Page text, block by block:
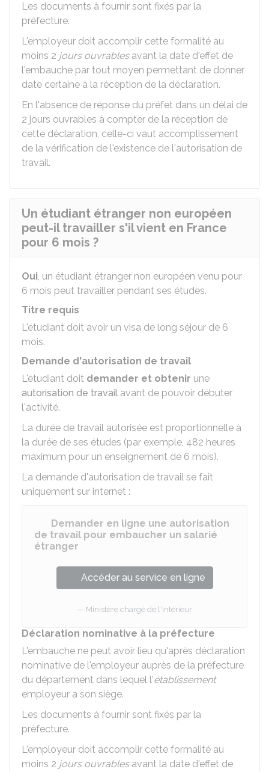
Les documents à fournir sont fixés par la
préfecture.
L'employeur doit accomplir cette formalité au
moins 2 jours ouvrablesavant la date d'effet de
l'embauche par tout moyen permettant de donner
date certaine à la réception de la déclaration.
En l'absence de réponse du préfet dans un délai de
2 jours ouvrables à compter de la réception de
cette déclaration, celle-ci vaut accomplissement
de la vérification de l'existence de l'autorisation de
travail.
Un étudiant étranger non européen
peut-il travailler s'il vient en France
pour 6 mois ?
Oui, un étudiant étranger non européen venu pour
6 mois peut travailler pendant ses études.
Titre requis
L'étudiant doit avoir un visa de long séjour de 6
mois.
Demande d'autorisation de travail
L'étudiant doit demander et obtenir une
autorisation de travail avant de pouvoir débuter
l'activité.
La durée de travail autorisée est proportionnelle à
la durée de ses études (par exemple, 482 heures
maximum pour un enseignement de 6 mois).
La demande d'autorisation de travail se fait
uniquement sur internet :
Demander en ligne une autorisation
de travail pour embaucher un salarié
étranger
Accéder au service en ligne
Ministère chargé de l'intérieur
Déclaration nominative à la préfecture
L'embauche ne peut avoir lieu qu'après déclaration
nominative de l'employeur auprès de la préfecture
du département dans lequel l'établissement
employeur a son siège.
Les documents à fournir sont fixés par la
préfecture.
L'employeur doit accomplir cette formalité au
moins 2 jours ouvrablesavant la date d'effet de